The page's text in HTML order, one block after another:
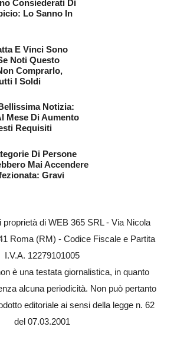
Consiederati Di
Lo Sanno In
E Vinci Sono
Noti Questo
Comprarlo,
I Soldi
Notizia:
Mese Di Aumento
Requisiti
Di Persone
Mai Accendere
Gravi
proprietà di WEB 365 SRL - Via Nicola
Roma (RM) - Codice Fiscale e Partita
I.V.A. 12279101005
è una testata giornalistica, in quanto
alcuna periodicità. Non può pertanto
editoriale ai sensi della legge n. 62
del 07.03.2001